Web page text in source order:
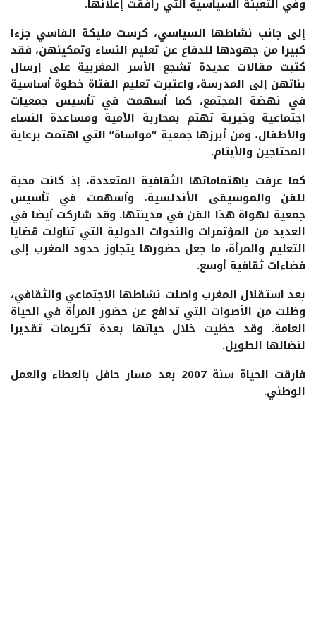
وفي التعبئة السياسية التي رافقت إعلانها.
إلى جانب نشاطها السياسي، كرست مليكة الفاسي جزءا
كبيرا من جهودها للدفاع عن تعليم النساء وتمكينهن، فقد
كتبت مقالات عديدة تشجع الأسر المغربية على إرسال
بناتهن إلى المدرسة، واعتبرت تعليم الفتاة خطوة أساسية
في نهضة المجتمع، كما أسهمت في تأسيس جمعيات
اجتماعية وخيرية تهتم بمحاربة الأمية ومساعدة النساء
والأطفال، ومن أبرزها جمعية “مواساة” التي اهتمت برعاية
المحتاجين والأيتام.
كما عرفت باهتماماتها الثقافية المتعددة، إذ كانت محبة
للفن والموسيقى الأندلسية، وأسهمت في تأسيس
جمعية لهواة هذا الفن في مدينتها. وقد شاركت أيضا في
العديد من المؤتمرات والندوات الدولية التي تناولت قضايا
التعليم والمرأة، ما جعل حضورها يتجاوز حدود المغرب إلى
فضاءات ثقافية أوسع.
بعد استقلال المغرب واصلت نشاطها الاجتماعي والثقافي،
وظلت من الأصوات التي تدافع عن حضور المرأة في الحياة
العامة. وقد حظيت خلال حياتها بعدة تكريمات تقديرا
لنضالها الطويل.
فارقت الحياة سنة 2007 بعد مسار حافل بالعطاء والعمل
الوطني.